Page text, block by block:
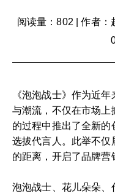
阅读量：802 |作者：
《泡泡战士》作为近
与潮流，不仅在市场上
的过程中推出了全新
选拔代言人。此举不仅
的距离，开启了品牌营
泡泡战士、花儿朵朵